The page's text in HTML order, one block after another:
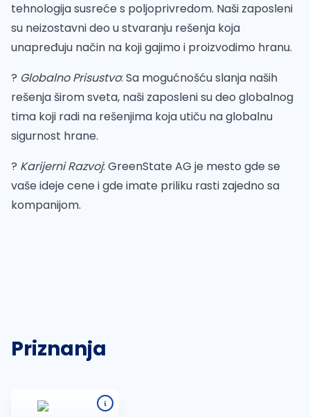
tehnologija susreće s poljoprivredom. Naši zaposleni
su neizostavni deo u stvaranju rešenja koja
unapređuju način na koji gajimo i proizvodimo hranu.
? Globalno Prisustvo: Sa mogućnošću slanja naših
rešenja širom sveta, naši zaposleni su deo globalnog
tima koji radi na rešenjima koja utiču na globalnu
sigurnost hrane.
? Karijerni Razvoj: GreenState AG je mesto gde se
vaše ideje cene i gde imate priliku rasti zajedno sa
kompanijom.
Priznanja